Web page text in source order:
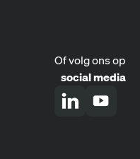
Of volg ons op
social media